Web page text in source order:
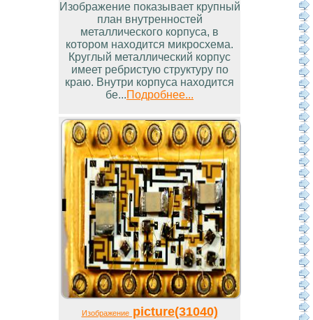
Изображение показывает крупный
план внутренностей
металлического корпуса, в
котором находится микросхема.
Круглый металлический корпус
имеет ребристую структуру по
краю. Внутри корпуса находится
бе...Подробнее...
Изображениеpicture(31040)